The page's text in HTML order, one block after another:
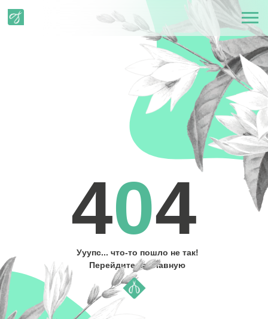
404
Ууупс... что-то пошло не так!
Перейдите на главную